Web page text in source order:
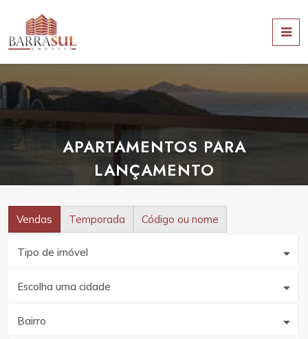
APARTAMENTOS PARA
LANÇAMENTO
Vendas Temporada Código ou nome
Tipo de imóvel
Escolha uma cidade
Bairro